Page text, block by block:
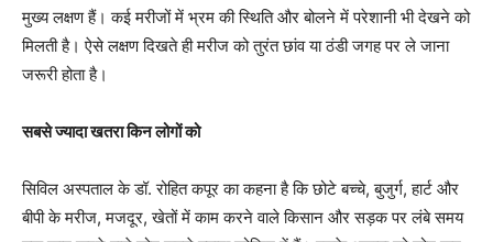
मुख्य लक्षण हैं। कई मरीजों में भ्रम की स्थिति और बोलने में परेशानी भी देखने को
मिलती है। ऐसे लक्षण दिखते ही मरीज को तुरंत छांव या ठंडी जगह पर ले जाना
जरूरी होता है।
सबसे ज्यादा खतरा किन लोगों को
सिविल अस्पताल के डॉ. रोहित कपूर का कहना है कि छोटे बच्चे, बुजुर्ग, हार्ट और
बीपी के मरीज, मजदूर, खेतों में काम करने वाले किसान और सड़क पर लंबे समय